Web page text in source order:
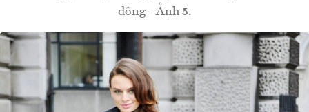
đông - Ảnh 5.